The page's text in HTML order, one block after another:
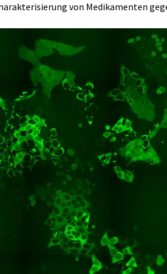
von Medikamenten